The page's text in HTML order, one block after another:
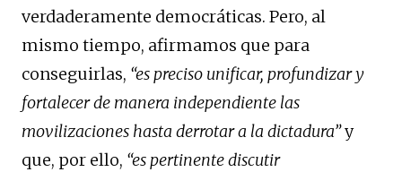
verdaderamente democráticas. Pero, al
mismo tiempo, afirmamos que para
conseguirlas, “es preciso unificar, profundizar y
fortalecer de manera independiente las
movilizaciones hasta derrotar a la dictadura”y
que, por ello, “es pertinente discutir